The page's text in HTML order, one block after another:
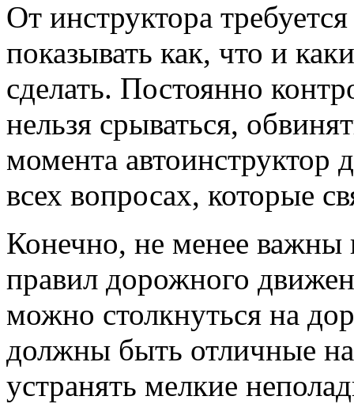
От инструктора
показывать как, что и
сделать. Постоянно
нельзя срываться,
момента автоинструктор
всех вопросах, которые
Конечно, не менее важны
правил дорожного
можно столкнуться на
должны быть отличные
устранять мелкие